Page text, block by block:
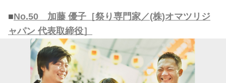
■No.50 加藤 優子［祭り専門家／(株)オマツリジ
ャパン 代表取締役］